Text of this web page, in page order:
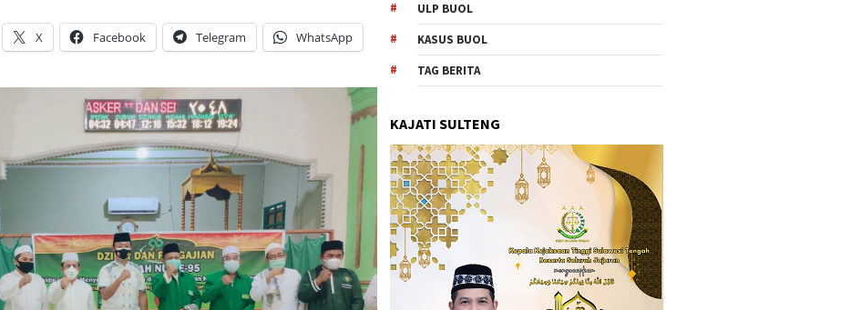
X Facebook Telegram WhatsApp
ULP BUOL
KASUS BUOL
TAG BERITA
KAJATI SULTENG